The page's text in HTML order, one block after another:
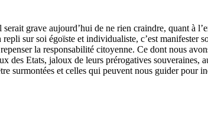
grave aujourd’hui de ne rien craindre, quant à
sur soi égoïste et individualiste, c’est
la responsabilité citoyenne. Ce dont nous
des Etats, jaloux de leurs prérogatives
surmontées et celles qui peuvent nous guider pour